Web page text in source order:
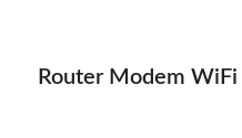
Router Modem WiFi